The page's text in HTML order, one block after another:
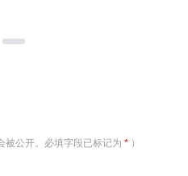
被公开。必填字段已标记为 * ）